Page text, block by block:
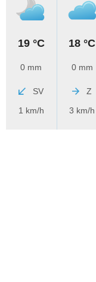
19 °C
0 mm
SV
1 km/h
18 °C
0 mm
Z
3 km/h